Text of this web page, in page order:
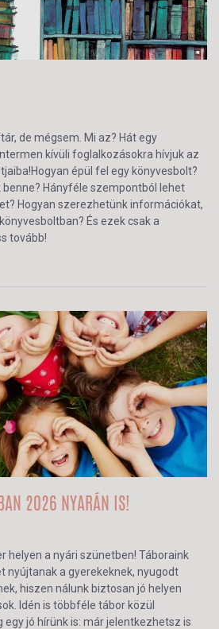
de mégsem. Mi az? Hát egy
kívüli foglalkozásokra hívjuk az
épül fel egy könyvesbolt?
Hányféle szempontból lehet
Hogyan szerezhetünk információkat,
És ezek csak a
tovább!
2026 NYARÁN IS!
helyen a nyári szünetben! Táboraink
nyújtanak a gyerekeknek, nyugodt
hiszen nálunk biztosan jó helyen
Idén is többféle tábor közül
jó hírünk is: már jelentkezhetsz is